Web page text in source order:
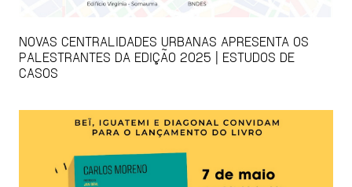
NOVAS CENTRALIDADES URBANAS APRESENTA OS
PALESTRANTES DA EDIÇÃO 2025 | ESTUDOS DE
CASOS